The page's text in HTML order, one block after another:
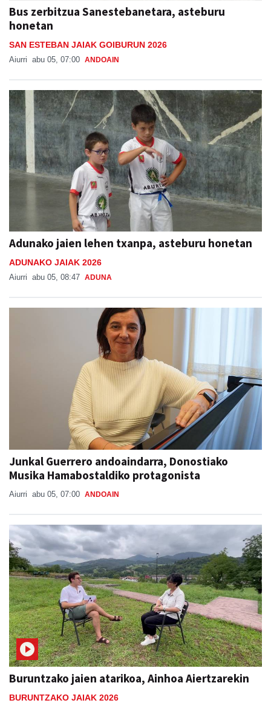
Bus zerbitzua Sanestebanetara, asteburu
honetan
SAN ESTEBAN JAIAK GOIBURUN 2026
Aiurri abu 05, 07:00 ANDOAIN
Adunako jaien lehen txanpa, asteburu honetan
ADUNAKO JAIAK 2026
Aiurri abu 05, 08:47 ADUNA
Junkal Guerrero andoaindarra, Donostiako
Musika Hamabostaldiko protagonista
Aiurri abu 05, 07:00 ANDOAIN
Buruntzako jaien atarikoa, Ainhoa Aiertzarekin
BURUNTZAKO JAIAK 2026